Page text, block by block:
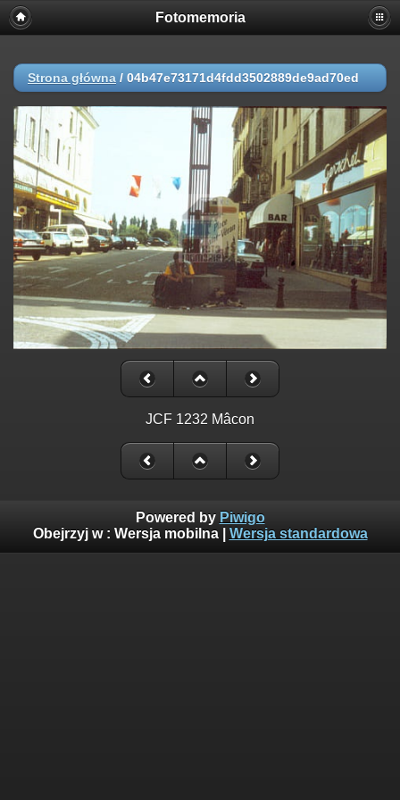
Fotomemoria
Strona główna / 04b47e73171d4fdd3502889de9ad70ed
JCF 1232 Mâcon
Powered by Piwigo
Obejrzyj w : Wersja mobilna| Wersja standardowa